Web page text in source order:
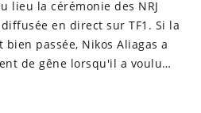
lieu la cérémonie des NRJ
en direct sur TF1. Si la
passée, Nikos Aliagas a
de gêne lorsqu'il a voulu